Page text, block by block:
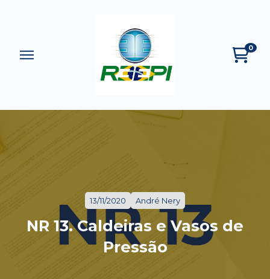
0
13/11/2020 André Nery
NR 13. Caldeiras e Vasos de
Pressão